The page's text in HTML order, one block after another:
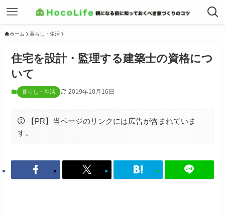
ホーム 暮らし・生活
住宅を設計・監理する建築士の資格につ
いて
暮らし・生活 2019年10月16日
【PR】当ページのリンクには広告が含まれていま
す。